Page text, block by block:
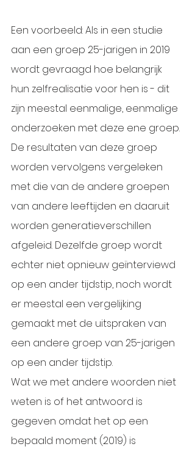
Een voorbeeld: Als in een studie
aan een groep 25-jarigen in 2019
wordt gevraagd hoe belangrijk
hun zelfrealisatie voor hen is - dit
zijn meestal eenmalige, eenmalige
onderzoeken met deze ene groep.
De resultaten van deze groep
worden vervolgens vergeleken
met die van de andere groepen
van andere leeftijden en daaruit
worden generatieverschillen
afgeleid. Dezelfde groep wordt
echter niet opnieuw geïnterviewd
op een ander tijdstip, noch wordt
er meestal een vergelijking
gemaakt met de uitspraken van
een andere groep van 25-jarigen
op een ander tijdstip.
Wat we met andere woorden niet
weten is of het antwoord is
gegeven omdat het op een
bepaald moment (2019) is